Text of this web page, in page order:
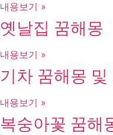
내용보기 »
옛날집 꿈해몽
내용보기 »
기차 꿈해몽 및
내용보기 »
복숭아꽃 꿈해